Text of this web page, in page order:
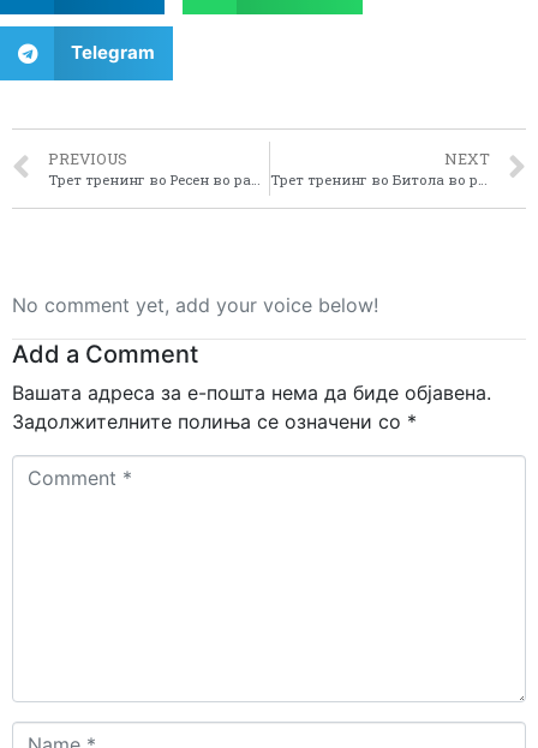
Telegram
PREVIOUS NEXT
No comment yet, add your voice below!
Add a Comment
Вашата адреса за е-пошта нема да биде објавена.
Задолжителните полиња се означени со *
Comment
Name